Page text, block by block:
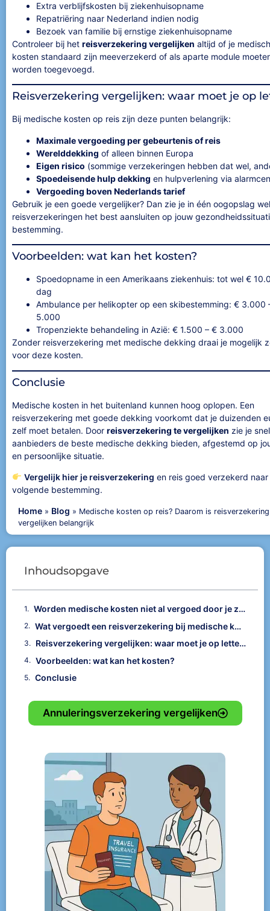
Extra verblijfskosten bij ziekenhuisopname
Repatriëring naar Nederland indien nodig
Bezoek van familie bij ernstige ziekenhuisopname
Controleer bij het reisverzekering vergelijken altijd of je
kosten standaard zijn meeverzekerd of als aparte module
worden toegevoegd.
Reisverzekering vergelijken: waar moet je op
Bij medische kosten op reis zijn deze punten belangrijk:
Maximale vergoeding per gebeurtenis of reis
Werelddekking of alleen binnen Europa
Eigen risico (sommige verzekeringen hebben dat wel,
Spoedeisende hulp dekking en hulpverlening via
Vergoeding boven Nederlands tarief
Gebruik je een goede vergelijker? Dan zie je in één oogopslag
reisverzekeringen het best aansluiten op jouw
bestemming.
Voorbeelden: wat kan het kosten?
Spoedopname in een Amerikaans ziekenhuis: tot wel €
dag
Ambulance per helikopter op een skibestemming: € 3.000
5.000
Tropenziekte behandeling in Azië: € 1.500 – € 3.000
Zonder reisverzekering met medische dekking draai je mogelijk
voor deze kosten.
Conclusie
Medische kosten in het buitenland kunnen hoog oplopen. Een
reisverzekering met goede dekking voorkomt dat je duizenden
zelf moet betalen. Door reisverzekering te vergelijken zie je
aanbieders de beste medische dekking bieden, afgestemd op
en persoonlijke situatie.
Vergelijk hier je reisverzekering en reis goed verzekerd naar
volgende bestemming.
Home » Blog » Medische kosten op reis? Daarom is reisverzekering
vergelijken belangrijk
Inhoudsopgave
Worden medische kosten niet al vergoed door je zorgverzekering?
Wat vergoedt een reisverzekering bij medische kosten?
Reisverzekering vergelijken: waar moet je op letten?
Voorbeelden: wat kan het kosten?
Conclusie
Annuleringsverzekering vergelijken